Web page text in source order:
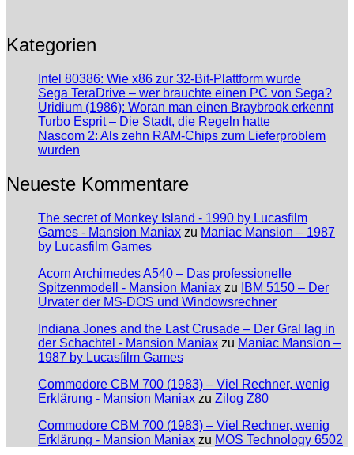
Kategorien
Intel 80386: Wie x86 zur 32-Bit-Plattform wurde
Sega TeraDrive – wer brauchte einen PC von Sega?
Uridium (1986): Woran man einen Braybrook erkennt
Turbo Esprit – Die Stadt, die Regeln hatte
Nascom 2: Als zehn RAM-Chips zum Lieferproblem
wurden
Neueste Kommentare
The secret of Monkey Island - 1990 by Lucasfilm
Games - Mansion Maniax zu Maniac Mansion – 1987
by Lucasfilm Games
Acorn Archimedes A540 – Das professionelle
Spitzenmodell - Mansion Maniax zu
IBM 5150 – Der
Urvater der MS-DOS und Windowsrechner
Indiana Jones and the Last Crusade – Der Gral lag in
der Schachtel - Mansion Maniax zu Maniac Mansion –
1987 by Lucasfilm Games
Commodore CBM 700 (1983) – Viel Rechner, wenig
Erklärung - Mansion Maniax zu Zilog Z80
Commodore CBM 700 (1983) – Viel Rechner, wenig
Erklärung - Mansion Maniax zu MOS Technology 6502